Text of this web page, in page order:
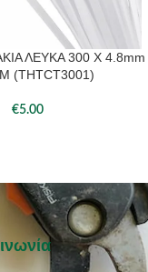
ΛΕΥΚΑ 300 Χ 4.8mm
(THTCT3001)
€5.00